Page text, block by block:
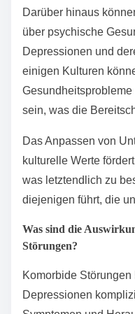
Darüber hinaus
über psychische
Depressionen und
einigen Kulturen
sein, was die
Das Anpassen von
kulturelle Werte
was letztendlich zu
diejenigen führt, die
Was sind die
Störungen?
Komorbide
Depressionen